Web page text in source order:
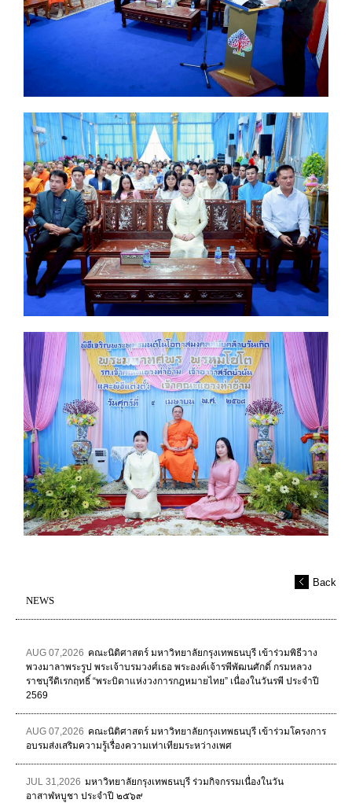
Back
NEWS
AUG 07,2026 คณะนิติศาสตร์ มหาวิทยาลัยกรุงเทพธนบุรี เข้าร่วมพิธีวาง
พวงมาลาพระรูป พระเจ้าบรมวงศ์เธอ พระองค์เจ้ารพีพัฒนศักดิ์ กรมหลวง
ราชบุรีดิเรกฤทธิ์ “พระบิดาแห่งวงการกฎหมายไทย” เนื่องในวันรพี ประจำปี
2569
AUG 07,2026 คณะนิติศาสตร์ มหาวิทยาลัยกรุงเทพธนบุรี เข้าร่วมโครงการ
อบรมส่งเสริมความรู้เรื่องความเท่าเทียมระหว่างเพศ
JUL 31,2026 มหาวิทยาลัยกรุงเทพธนบุรี ร่วมกิจกรรมเนื่องในวัน
อาสาฬหบูชา ประจำปี ๒๕๖๙